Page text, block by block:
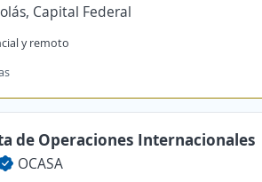
Capital Federal
y remoto
de Operaciones Internacionales
OCASA